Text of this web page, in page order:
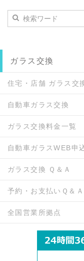
ガラス交換
住宅・店舗 ガラス交
自動車ガラス交換
ガラス交換料金一覧
自動車ガラスWEB申
ガラス交換 Ｑ＆Ａ
予約・お支払いＱ＆Ａ
全国営業所拠点